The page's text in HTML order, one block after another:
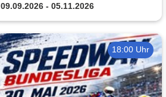
09.09.2026 - 05.11.2026
18:00 Uhr